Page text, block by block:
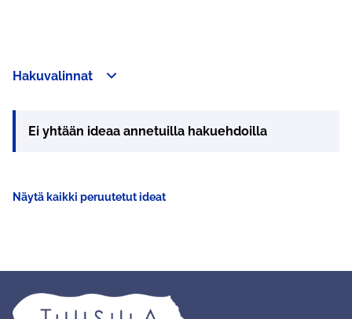
Hakuvalinnat
Ei yhtään ideaa annetuilla hakuehdoilla
Näytä kaikki peruutetut ideat